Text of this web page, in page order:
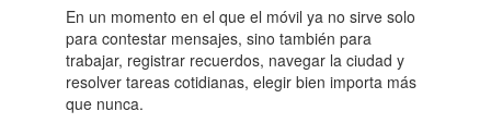
En un momento en el que el móvil ya no sirve solo
para contestar mensajes, sino también para
trabajar, registrar recuerdos, navegar la ciudad y
resolver tareas cotidianas, elegir bien importa más
que nunca.